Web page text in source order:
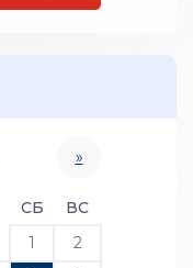
»
СБ
ВС
1
2